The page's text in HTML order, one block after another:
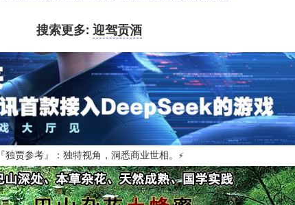
搜索更多: 迎驾贡酒
『独贾参考』：独特视角，洞悉商业世相。 ⚡